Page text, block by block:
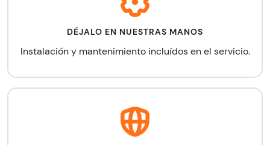
DÉJALO EN NUESTRAS MANOS
Instalación y mantenimiento incluídos en el servicio.